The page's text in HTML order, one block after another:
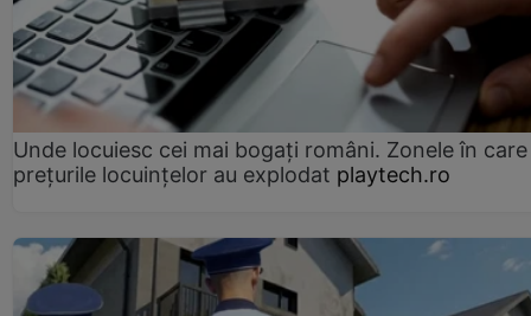
Unde locuiesc cei mai bogați români. Zonele în care
prețurile locuințelor au explodat playtech.ro